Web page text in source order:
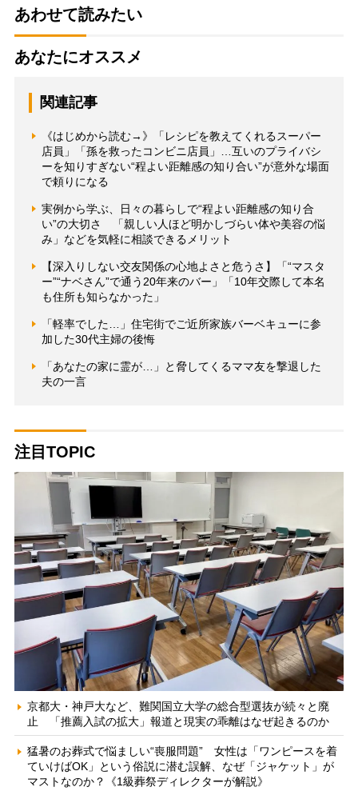
あわせて読みたい
あなたにオススメ
関連記事
《はじめから読む→》「レシピを教えてくれるスーパー
店員」「孫を救ったコンビニ店員」…互いのプライバシ
ーを知りすぎない“程よい距離感の知り合い”が意外な場面
で頼りになる
実例から学ぶ、日々の暮らしで“程よい距離感の知り合
い”の大切さ 「親しい人ほど明かしづらい体や美容の悩
み」などを気軽に相談できるメリット
【深入りしない交友関係の心地よさと危うさ】「“マスタ
ー”“ナベさん”で通う20年来のバー」「10年交際して本名
も住所も知らなかった」
「軽率でした…」住宅街でご近所家族バーベキューに参
加した30代主婦の後悔
「あなたの家に霊が…」と脅してくるママ友を撃退した
夫の一言
注目TOPIC
京都大・神戸大など、難関国立大学の総合型選抜が続々と廃
止 「推薦入試の拡大」報道と現実の乖離はなぜ起きるのか
猛暑のお葬式で悩ましい“喪服問題” 女性は「ワンピースを着
ていけばOK」という俗説に潜む誤解、なぜ「ジャケット」が
マストなのか？《1級葬祭ディレクターが解説》